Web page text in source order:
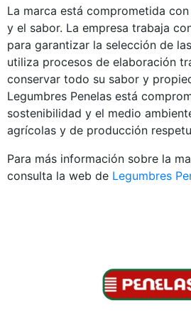
La marca está comprometida
y el sabor. La empresa trabaja
para garantizar la selección de
utiliza procesos de elaboración
conservar todo su sabor y
Legumbres Penelas está
sostenibilidad y el medio
agrícolas y de producción
Para más información sobre la
consulta la web de Legumbres